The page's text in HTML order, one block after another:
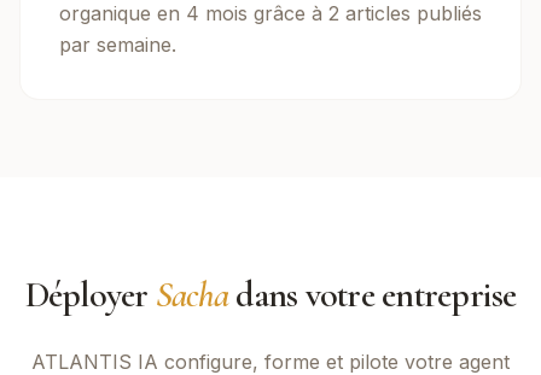
organique en 4 mois grâce à 2 articles publiés
par semaine.
Déployer Sachadans votre entreprise
ATLANTIS IA configure, forme et pilote votre agent